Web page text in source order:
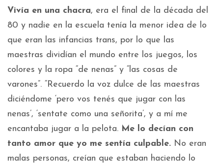
Vivía en una chacra, era el final de la década del
80 y nadie en la escuela tenía la menor idea de lo
que eran las infancias trans, por lo que las
maestras dividían el mundo entre los juegos, los
colores y la ropa “de nenas” y “las cosas de
varones”. “Recuerdo la voz dulce de las maestras
diciéndome ‘pero vos tenés que jugar con las
nenas’, ‘sentate como una señorita’, y a mí me
encantaba jugar a la pelota. Me lo decían con
tanto amor que yo me sentía culpable. No eran
malas personas, creían que estaban haciendo lo